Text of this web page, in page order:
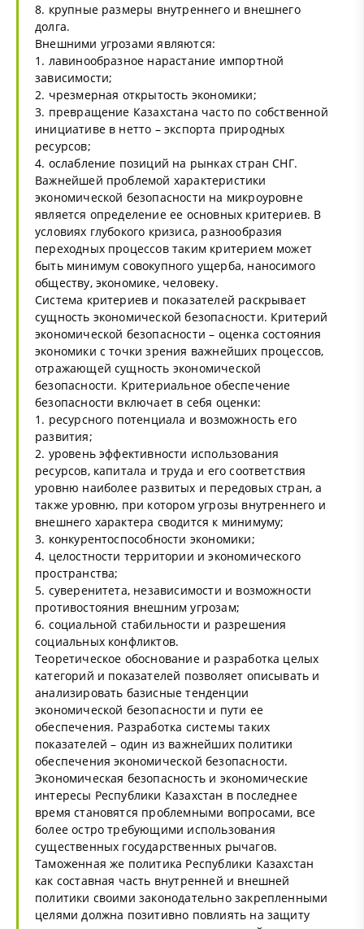
8. крупные размеры внутреннего и внешнего
долга.
Внешними угрозами являются:
1. лавинообразное нарастание импортной
зависимости;
2. чрезмерная открытость экономики;
3. превращение Казахстана часто по собственной
инициативе в нетто – экспорта природных
ресурсов;
4. ослабление позиций на рынках стран СНГ.
Важнейшей проблемой характеристики
экономической безопасности на микроуровне
является определение ее основных критериев. В
условиях глубокого кризиса, разнообразия
переходных процессов таким критерием может
быть минимум совокупного ущерба, наносимого
обществу, экономике, человеку.
Система критериев и показателей раскрывает
сущность экономической безопасности. Критерий
экономической безопасности – оценка состояния
экономики с точки зрения важнейших процессов,
отражающей сущность экономической
безопасности. Критериальное обеспечение
безопасности включает в себя оценки:
1. ресурсного потенциала и возможность его
развития;
2. уровень эффективности использования
ресурсов, капитала и труда и его соответствия
уровню наиболее развитых и передовых стран, а
также уровню, при котором угрозы внутреннего и
внешнего характера сводится к минимуму;
3. конкурентоспособности экономики;
4. целостности территории и экономического
пространства;
5. суверенитета, независимости и возможности
противостояния внешним угрозам;
6. социальной стабильности и разрешения
социальных конфликтов.
Теоретическое обоснование и разработка целых
категорий и показателей позволяет описывать и
анализировать базисные тенденции
экономической безопасности и пути ее
обеспечения. Разработка системы таких
показателей – один из важнейших политики
обеспечения экономической безопасности.
Экономическая безопасность и экономические
интересы Республики Казахстан в последнее
время становятся проблемными вопросами, все
более остро требующими использования
существенных государственных рычагов.
Таможенная же политика Республики Казахстан
как составная часть внутренней и внешней
политики своими законодательно закрепленными
целями должна позитивно повлиять на защиту